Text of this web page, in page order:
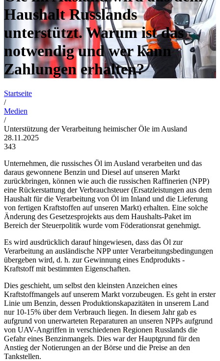
Haushalt Russlands
unterstützt. Warum ist das
notwendig und wer kann
Zahlungen erhalten?
Startseite
/
Medien
/
Unterstützung der Verarbeitung heimischer Öle im Ausland
28.11.2025
343
Unternehmen, die russisches Öl im Ausland verarbeiten und das
daraus gewonnene Benzin und Diesel auf unseren Markt
zurückbringen, können wie auch die russischen Raffinerien (NPP)
eine Rückerstattung der Verbrauchsteuer (Ersatzleistungen aus dem
Haushalt für die Verarbeitung von Öl im Inland und die Lieferung
von fertigen Kraftstoffen auf unseren Markt) erhalten. Eine solche
Änderung des Gesetzesprojekts aus dem Haushalts-Paket im
Bereich der Steuerpolitik wurde vom Föderationsrat genehmigt.
Es wird ausdrücklich darauf hingewiesen, dass das Öl zur
Verarbeitung an ausländische NPP unter Verarbeitungsbedingungen
übergeben wird, d. h. zur Gewinnung eines Endprodukts -
Kraftstoff mit bestimmten Eigenschaften.
Dies geschieht, um selbst den kleinsten Anzeichen eines
Kraftstoffmangels auf unserem Markt vorzubeugen. Es geht in erster
Linie um Benzin, dessen Produktionskapazitäten in unserem Land
nur 10-15% über dem Verbrauch liegen. In diesem Jahr gab es
aufgrund von unerwarteten Reparaturen an unseren NPPs aufgrund
von UAV-Angriffen in verschiedenen Regionen Russlands die
Gefahr eines Benzinmangels. Dies war der Hauptgrund für den
Anstieg der Notierungen an der Börse und die Preise an den
Tankstellen.